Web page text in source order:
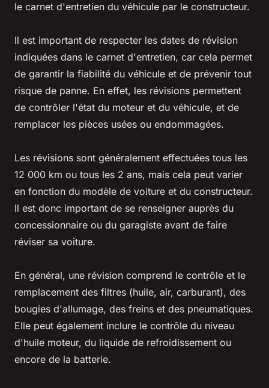
le carnet d'entretien du véhicule par le constructeur.
Il est important de respecter les dates de révision
indiquées dans le carnet d'entretien, car cela permet
de garantir la fiabilité du véhicule et de prévenir tout
risque de panne. En effet, les révisions permettent
de contrôler l'état du moteur et du véhicule, et de
remplacer les pièces usées ou endommagées.
Les révisions sont généralement effectuées tous les
12 000 km ou tous les 2 ans, mais cela peut varier
en fonction du modèle de voiture et du constructeur.
Il est donc important de se renseigner auprès du
concessionnaire ou du garagiste avant de faire
réviser sa voiture.
En général, une révision comprend le contrôle et le
remplacement des filtres (huile, air, carburant), des
bougies d'allumage, des freins et des pneumatiques.
Elle peut également inclure le contrôle du niveau
d'huile moteur, du liquide de refroidissement ou
encore de la batterie.